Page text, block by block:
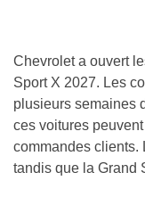
Chevrolet a ouvert
Sport X 2027. Les
plusieurs semaines
ces voitures
commandes clients.
tandis que la Grand